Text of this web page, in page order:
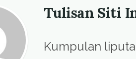
Tulisan Siti
Kumpulan